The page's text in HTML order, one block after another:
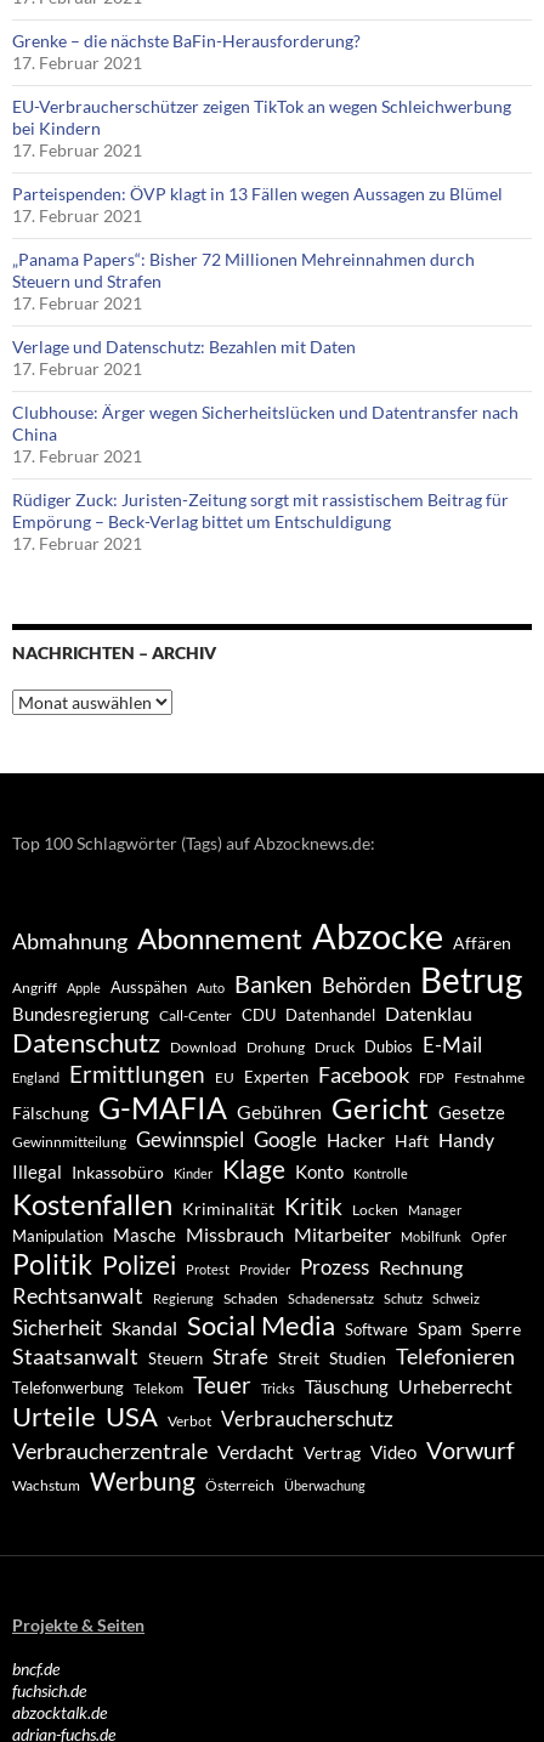
Grenke – die nächste BaFin-Herausforderung?
17. Februar 2021
EU-Verbraucherschützer zeigen TikTok an wegen Schleichwerbung
bei Kindern
17. Februar 2021
Parteispenden: ÖVP klagt in 13 Fällen wegen Aussagen zu Blümel
17. Februar 2021
„Panama Papers“: Bisher 72 Millionen Mehreinnahmen durch
Steuern und Strafen
17. Februar 2021
Verlage und Datenschutz: Bezahlen mit Daten
17. Februar 2021
Clubhouse: Ärger wegen Sicherheitslücken und Datentransfer nach
China
17. Februar 2021
Rüdiger Zuck: Juristen-Zeitung sorgt mit rassistischem Beitrag für
Empörung – Beck-Verlag bittet um Entschuldigung
17. Februar 2021
NACHRICHTEN – ARCHIV
Nachrichten
–
Top 100 Schlagwörter (Tags) auf Abzocknews.de:
Abmahnung Abonnement Abzocke Affären
Angriff Apple Ausspähen Auto Banken Behörden Betrug
Bundesregierung Call-Center CDU Datenhandel Datenklau
Datenschutz Download Drohung Druck Dubios E-Mail
England Ermittlungen EU Experten Facebook FDP Festnahme
Fälschung G-MAFIA Gebühren Gericht Gesetze
Gewinnmitteilung Gewinnspiel Google Hacker Haft Handy
Illegal Inkassobüro Kinder Klage Konto Kontrolle
Kostenfallen Kriminalität Kritik Locken Manager
Manipulation Masche Missbrauch Mitarbeiter Mobilfunk Opfer
Politik Polizei Protest Provider Prozess Rechnung
Rechtsanwalt Regierung Schaden Schadenersatz Schutz Schweiz
Sicherheit Skandal Social Media Software Spam Sperre
Staatsanwalt Steuern Strafe Streit Studien Telefonieren
Telefonwerbung Telekom Teuer Tricks Täuschung Urheberrecht
Urteile USA Verbot Verbraucherschutz
Verbraucherzentrale Verdacht Vertrag Video Vorwurf
Wachstum Werbung Österreich Überwachung
Projekte & Seiten
bncf.de
fuchsich.de
abzocktalk.de
adrian-fuchs.de